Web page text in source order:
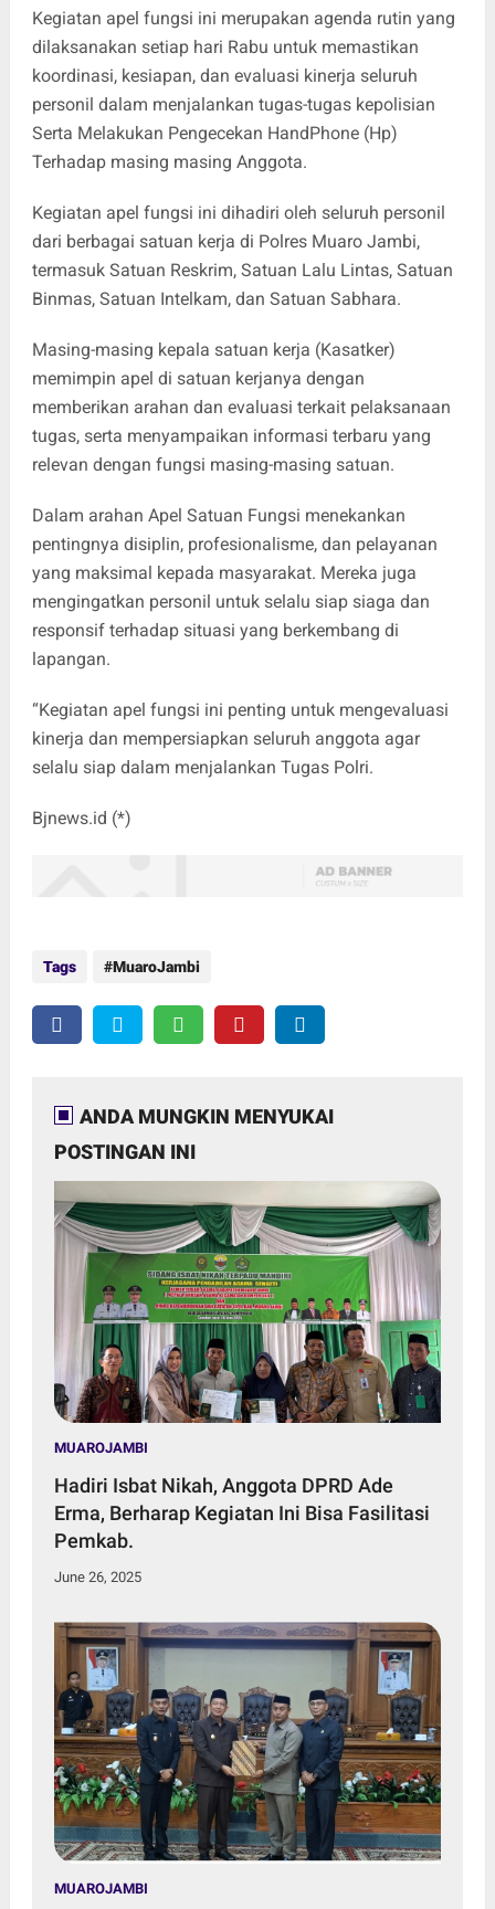
Kegiatan apel fungsi ini merupakan agenda rutin yang
dilaksanakan setiap hari Rabu untuk memastikan
koordinasi, kesiapan, dan evaluasi kinerja seluruh
personil dalam menjalankan tugas-tugas kepolisian
Serta Melakukan Pengecekan HandPhone (Hp)
Terhadap masing masing Anggota.
Kegiatan apel fungsi ini dihadiri oleh seluruh personil
dari berbagai satuan kerja di Polres Muaro Jambi,
termasuk Satuan Reskrim, Satuan Lalu Lintas, Satuan
Binmas, Satuan Intelkam, dan Satuan Sabhara.
Masing-masing kepala satuan kerja (Kasatker)
memimpin apel di satuan kerjanya dengan
memberikan arahan dan evaluasi terkait pelaksanaan
tugas, serta menyampaikan informasi terbaru yang
relevan dengan fungsi masing-masing satuan.
Dalam arahan Apel Satuan Fungsi menekankan
pentingnya disiplin, profesionalisme, dan pelayanan
yang maksimal kepada masyarakat. Mereka juga
mengingatkan personil untuk selalu siap siaga dan
responsif terhadap situasi yang berkembang di
lapangan.
“Kegiatan apel fungsi ini penting untuk mengevaluasi
kinerja dan mempersiapkan seluruh anggota agar
selalu siap dalam menjalankan Tugas Polri.
Bjnews.id (*)
Tags MuaroJambi
ANDA MUNGKIN MENYUKAI
POSTINGAN INI
MUAROJAMBI
Hadiri Isbat Nikah, Anggota DPRD Ade
Erma, Berharap Kegiatan Ini Bisa Fasilitasi
Pemkab.
June 26, 2025
MUAROJAMBI